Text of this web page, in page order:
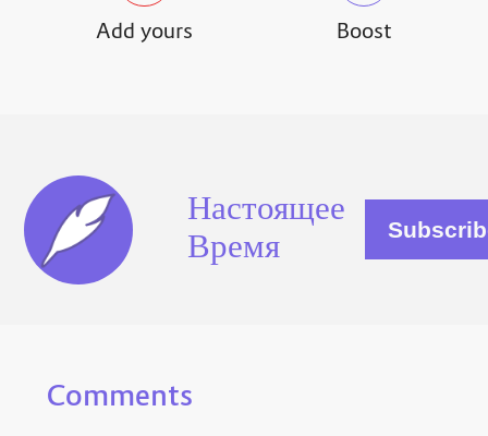
Add yours Boost
Настоящее
Время
Comments